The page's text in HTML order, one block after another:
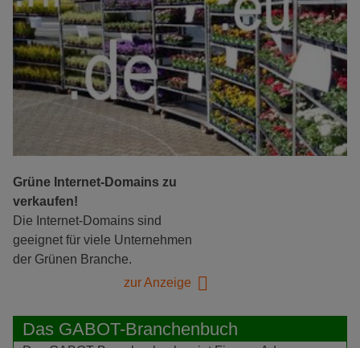
Grüne Internet-Domains zu
verkaufen!
Die Internet-Domains sind
geeignet für viele Unternehmen
der Grünen Branche.
zur Anzeige
Das GABOT-Branchenbuch